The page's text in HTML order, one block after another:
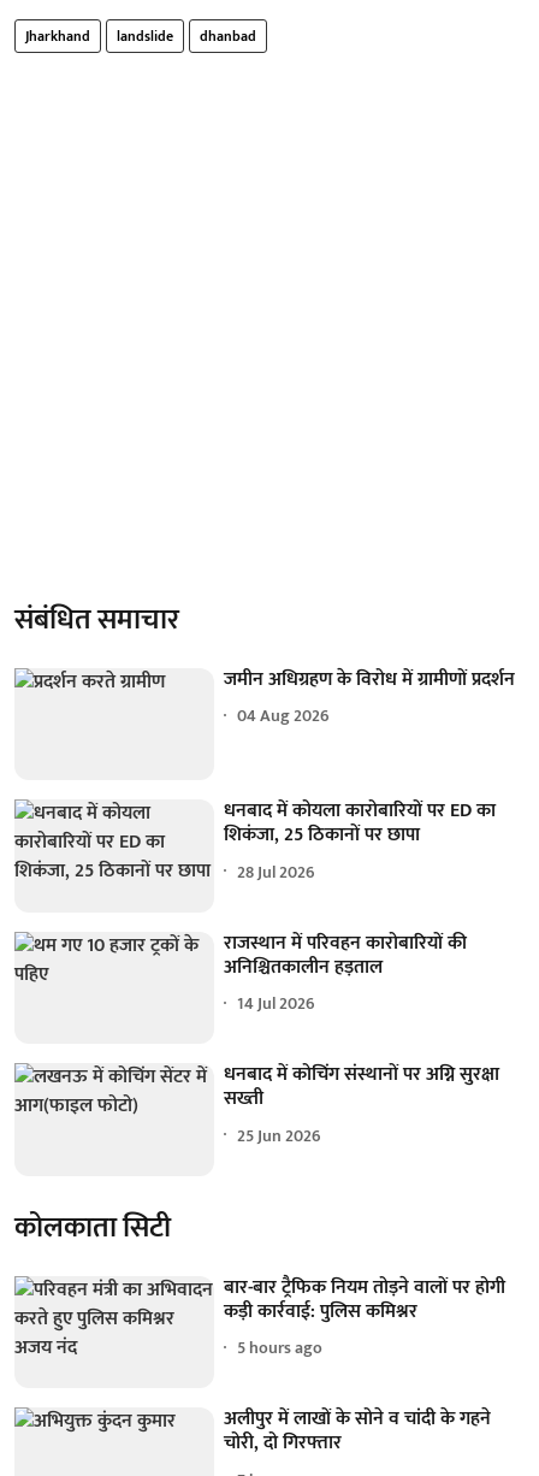
Jharkhand landslide dhanbad
संबंधित समाचार
जमीन अधिग्रहण के विरोध में ग्रामीणों प्रदर्शन
04 Aug 2026
धनबाद में कोयला कारोबारियों पर ED का
शिकंजा, 25 ठिकानों पर छापा
28 Jul 2026
राजस्थान में परिवहन कारोबारियों की
अनिश्चितकालीन हड़ताल
14 Jul 2026
धनबाद में कोचिंग संस्थानों पर अग्नि सुरक्षा
सख्ती
25 Jun 2026
कोलकाता सिटी
बार-बार ट्रैफिक नियम तोड़ने वालों पर होगी
कड़ी कार्रवाई: पुलिस कमिश्नर
5 hours ago
अलीपुर में लाखों के सोने व चांदी के गहने
चोरी, दो गिरफ्तार